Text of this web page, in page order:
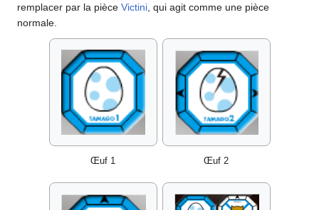
remplacer par la pièce Victini , qui agit comme une pièce
normale.
Œuf 1 Œuf 2